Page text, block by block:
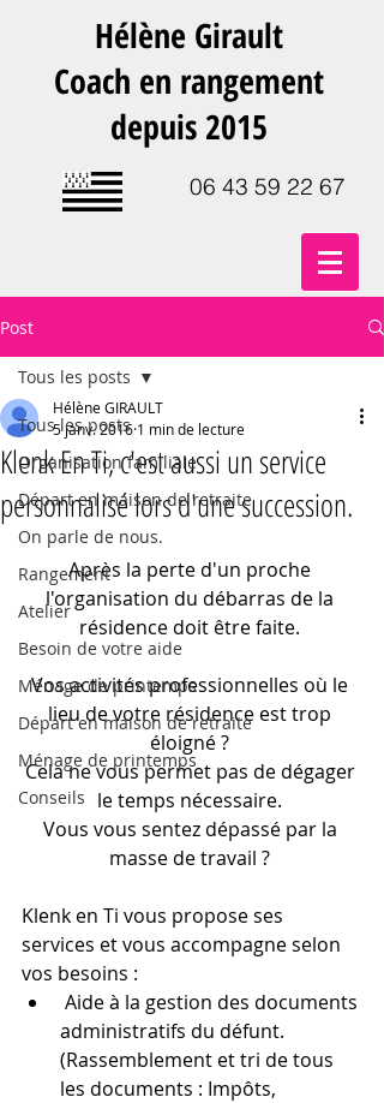
Hélène Girault
Coach en rangement
depuis 2015
06 43 59 22 67
Post
Tous les posts
Organisation familiale
Départ en maison de retraite
On parle de nous.
Rangement
Atelier
Besoin de votre aide
Ménage de printemps
Départ en maison de retraite
Ménage de printemps
Conseils
Tous les posts
Klenk En Ti, c'est aussi un service
personnalisé lors d'une succession.
Hélène GIRAULT
5 janv. 2016 1 min de lecture
Après la perte d'un proche
l'organisation du débarras de la
résidence doit être faite.
Vos activités professionnelles où le
lieu de votre résidence est trop
éloigné ?​
Cela ne vous permet pas de dégager
le temps nécessaire.
Vous vous sentez dépassé par la
masse de travail ?
Klenk en Ti vous propose ses
services et vous accompagne selon
vos besoins :
administratifs du défunt.
(Rassemblement et tri de tous
les documents : Impôts,